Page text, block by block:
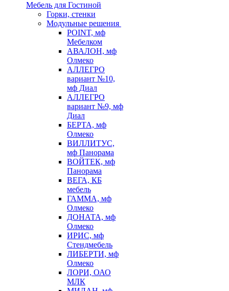
Мебель для Гостиной
Горки, стенки
Модульные решения
POINT, мф
Мебелком
АВАЛОН, мф
Олмеко
АЛЛЕГРО
вариант №10,
мф Диал
АЛЛЕГРО
вариант №9, мф
Диал
БЕРТА, мф
Олмеко
ВИЛЛИТУС,
мф Панорама
ВОЙТЕК, мф
Панорама
ВЕГА, КБ
мебель
ГАММА, мф
Олмеко
ДОНАТА, мф
Олмеко
ИРИС, мф
Стендмебель
ЛИБЕРТИ, мф
Олмеко
ЛОРИ, ОАО
МЛК